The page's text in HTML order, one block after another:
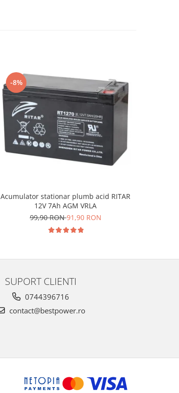
-8%
Acumulator stationar plumb acid RITAR
12V 7Ah AGM VRLA
99,90 RON91,90 RON
SUPORT CLIENTI
0744396716
contact@bestpower.ro